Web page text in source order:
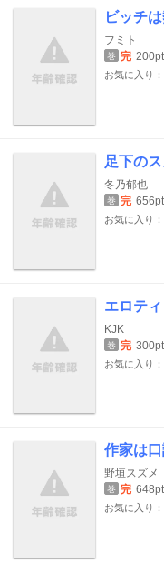
ビッチ
フミト
巻 完 200pt
お気に入り
足下の
冬乃郁也
巻 完 656pt
お気に入り：
エロテ
KJK
巻 完 300pt
お気に入り
作家は
野垣スズメ
巻 完 648pt
お気に入り：